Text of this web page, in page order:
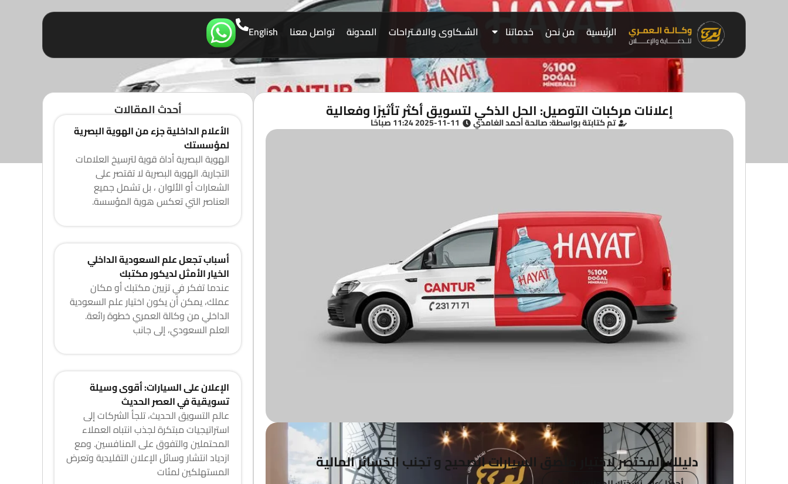
الرئيسية من نحن خدماتنا الشـكاوى والاقـتراحات المدونة تواصل معنا English
إعلانات مركبات التوصيل: الحل الذكي لتسويق أكثر تأثيرًا وفعالية
تم كتابتة بواسطة: صالحة أحمد الغامدي 2025-11-11 11:24 صباحًا
دليلك المختصر لاختيار ملصق السيارات الصحيح و تجنب الخسائر المالية
أحدث المقالات
الأعلام الداخلية جزء من الهوية البصرية
لمؤسستك
الهوية البصرية أداة قوية لترسيخ العلامات
التجارية. الهوية البصرية لا تقتصر على
الشعارات أو الألوان ، بل تشمل جميع
العناصر التي تعكس هوية المؤسسة.
أسباب تجعل علم السعودية الداخلي
الخيار الأمثل لديكور مكتبك
عندما تفكر في تزيين مكتبك أو مكان
عملك، يمكن أن يكون اختيار علم السعودية
الداخلي من وكالة العمري خطوة رائعة.
العلم السعودي، إلى جانب
الإعلان على السيارات: أقوى وسيلة
تسويقية في العصر الحديث
عالم التسويق الحديث، تلجأ الشركات إلى
استراتيجيات مبتكرة لجذب انتباه العملاء
المحتملين والتفوق على المنافسين. ومع
ازدياد انتشار وسائل الإعلان التقليدية وتعرض
المستهلكين لمئات